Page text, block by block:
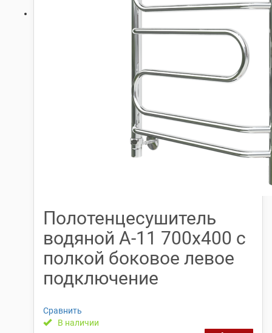
Полотенцесушитель
водяной А-11 700х400 с
полкой боковое левое
подключение
Сравнить
В наличии